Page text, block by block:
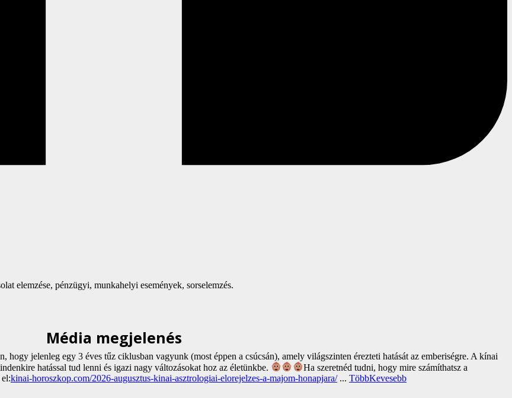
elemzése, pénzügyi, munkahelyi események, sorselemzés.
jelenleg egy 3 éves tűz ciklusban vagyunk (most éppen a csúcsán), amely világszinten érezteti hatását az emberiségre. A kínai
hatással tud lenni és igazi nagy változásokat hoz az életünkbe.
Ha szeretnéd tudni, hogy mire számíthatsz a
kinai-horoszkop.com/2026-augusztus-kinai-asztrologiai-elorejelzes-a-majom-honapjara/ ... TöbbKevesebb
Média megjelenés